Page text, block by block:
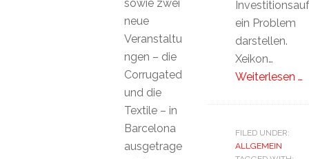
ein Problem
darstellen.
Xeikon…
Weiterlesen …
FILED UNDER:
ALLGEMEIN
sowie zwei
neue
Veranstaltu
ngen – die
Corrugated
und die
Textile – in
Barcelona
ausgetrage